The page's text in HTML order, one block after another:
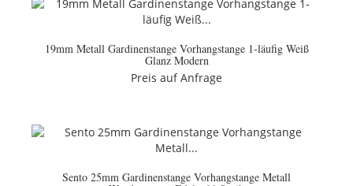
19mm Metall Gardinenstange Vorhangstange 1-läufig Weiß
Glanz Modern
Preis auf Anfrage
Sento 25mm Gardinenstange Vorhangstange Metall